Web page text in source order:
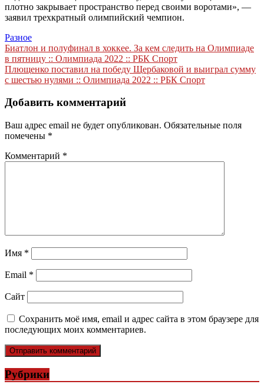
плотно закрывает пространство перед своими воротами», —
заявил трехкратный олимпийский чемпион.
Разное
Навигация
по
записям
Биатлон и полуфинал в хоккее. За кем следить на Олимпиаде
в пятницу :: Олимпиада 2022 :: РБК Спорт
Плющенко поставил на победу Щербаковой и выиграл сумму
с шестью нулями :: Олимпиада 2022 :: РБК Спорт
Добавить комментарий
Ваш адрес email не будет опубликован. Обязательные поля
помечены *
Комментарий *
Имя *
Email *
Сайт
Сохранить моё имя, email и адрес сайта в этом браузере для
последующих моих комментариев.
Рубрики